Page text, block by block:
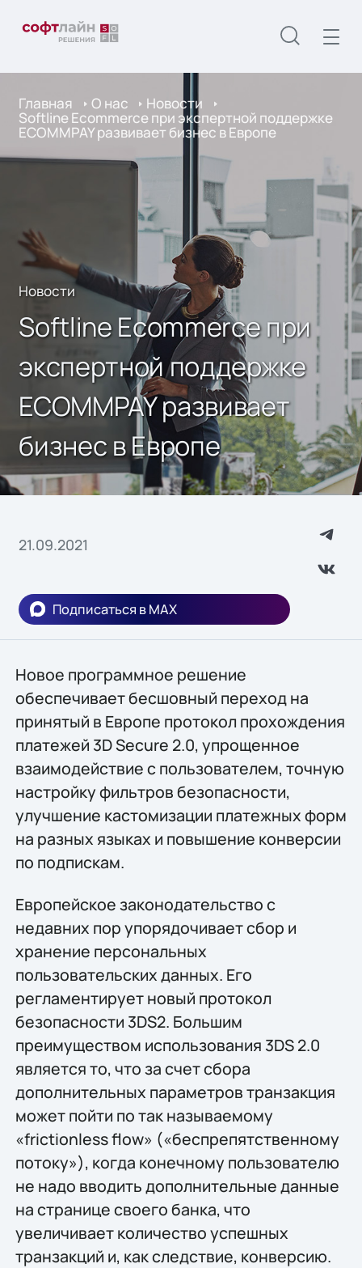
Главная О нас Новости
Softline Ecommerce при экспертной поддержке
ECOMMPAY развивает бизнес в Европе
Новости
Softline Ecommerce при
экспертной поддержке
ECOMMPAY развивает
бизнес в Европе
21.09.2021
Подписаться в MAX
Новое программное решение
обеспечивает бесшовный переход на
принятый в Европе протокол прохождения
платежей 3D Secure 2.0, упрощенное
взаимодействие с пользователем, точную
настройку фильтров безопасности,
улучшение кастомизации платежных форм
на разных языках и повышение конверсии
по подпискам.
Европейское законодательство с
недавних пор упорядочивает сбор и
хранение персональных
пользовательских данных. Его
регламентирует новый протокол
безопасности 3DS2. Большим
преимуществом использования 3DS 2.0
является то, что за счет сбора
дополнительных параметров транзакция
может пойти по так называемому
«frictionless flow» («беспрепятственному
потоку»), когда конечному пользователю
не надо вводить дополнительные данные
на странице своего банка, что
увеличивает количество успешных
транзакций и, как следствие, конверсию.